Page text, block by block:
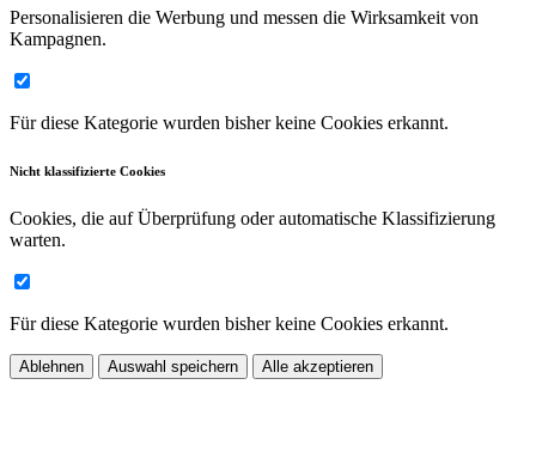
Personalisieren die Werbung und messen die Wirksamkeit von
Kampagnen.
Für diese Kategorie wurden bisher keine Cookies erkannt.
Nicht klassifizierte Cookies
Cookies, die auf Überprüfung oder automatische Klassifizierung
warten.
Für diese Kategorie wurden bisher keine Cookies erkannt.
Ablehnen Auswahl speichern Alle akzeptieren